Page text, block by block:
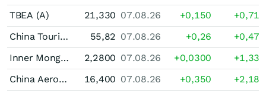
TBEA (A)
21,330 07.08.26 +0,150
+0,71
China Tourism Group Duty Free Limited Registered (A)
55,82 07.08.26 +0,26
+0,47
Inner Mongolia Baotou Steel Union (A)
2,2800 07.08.26 +0,0300
+1,33
China Aerospace Times Electronics (A)
16,400 07.08.26 +0,350
+2,18